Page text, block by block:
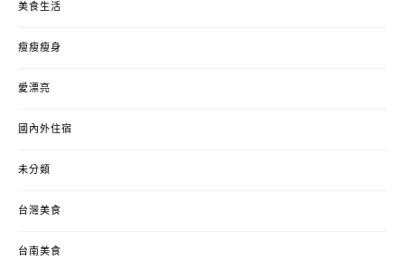
美食生活
瘦瘦瘦身
愛漂亮
國內外住宿
未分類
台灣美食
台南美食